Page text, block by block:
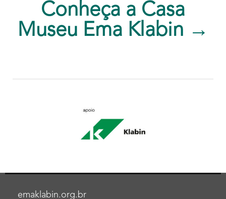
Conheça a Casa
Museu Ema Klabin →
emaklabin.org.br